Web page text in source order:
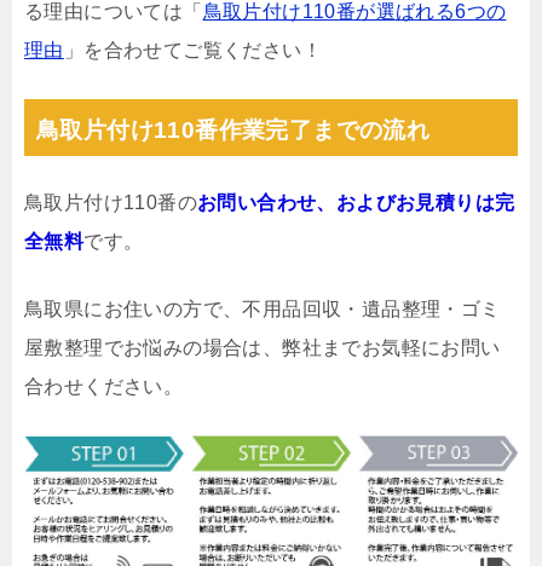
る理由については「 鳥取片付け110番が選ばれる6つの
理由 」を合わせてご覧ください！
鳥取片付け110番作業完了までの流れ
鳥取片付け110番のお問い合わせ、およびお見積りは完
全無料です。
鳥取県にお住いの方で、不用品回収・遺品整理・ゴミ
屋敷整理でお悩みの場合は、弊社までお気軽にお問い
合わせください。